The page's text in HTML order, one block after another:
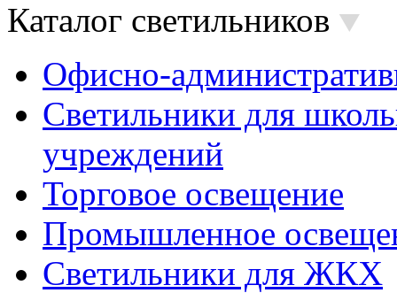
Каталог светильников
Офисно-
Светильники для
учреждений
Торговое освещение
Промышленное
Светильники для ЖКХ